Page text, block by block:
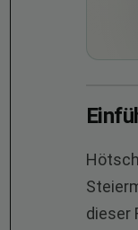
dieser